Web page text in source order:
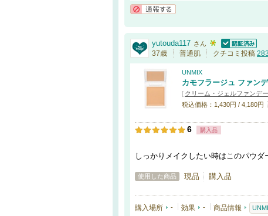
yutouda117 さん
認証済
37歳 普通肌 クチコミ投稿 283
UNMIX
カモフラージュ ファン
[ クリーム・ジェルファンデ
税込価格：1,430円 / 4,180円
6 購入品
しっかりメイクしたい時はこのパウダ
使用した商品 現品 購入品
購入場所 - 効果 - 商品情報